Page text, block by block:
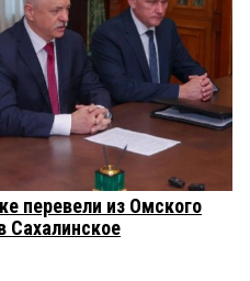
перевели из Омского
Сахалинское